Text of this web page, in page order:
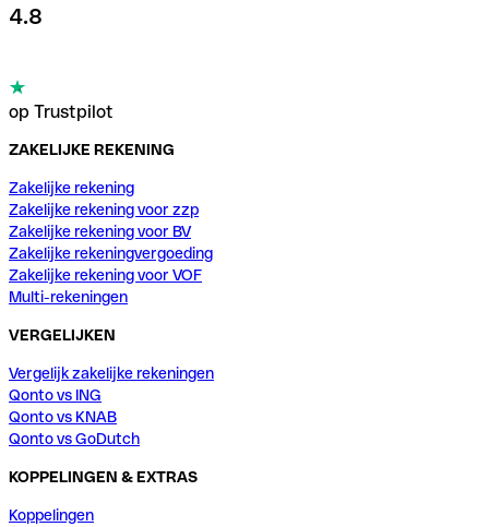
4.8
op Trustpilot
ZAKELIJKE REKENING
Zakelijke rekening
Zakelijke rekening voor zzp
Zakelijke rekening voor BV
Zakelijke rekeningvergoeding
Zakelijke rekening voor VOF
Multi-rekeningen
VERGELIJKEN
Vergelijk zakelijke rekeningen
Qonto vs ING
Qonto vs KNAB
Qonto vs GoDutch
KOPPELINGEN & EXTRAS
Koppelingen